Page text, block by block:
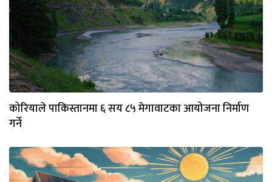
कोरियाले पाकिस्तानमा ६ सय ८५ मेगावाटका आयोजना निर्माण
गर्ने